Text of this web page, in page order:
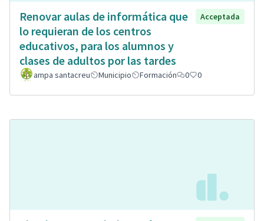
Renovar aulas de informática que
lo requieran de los centros
educativos, para los alumnos y
clases de adultos por las tardes
Acceptada
ampa santacreu Municipio Formación 0 0